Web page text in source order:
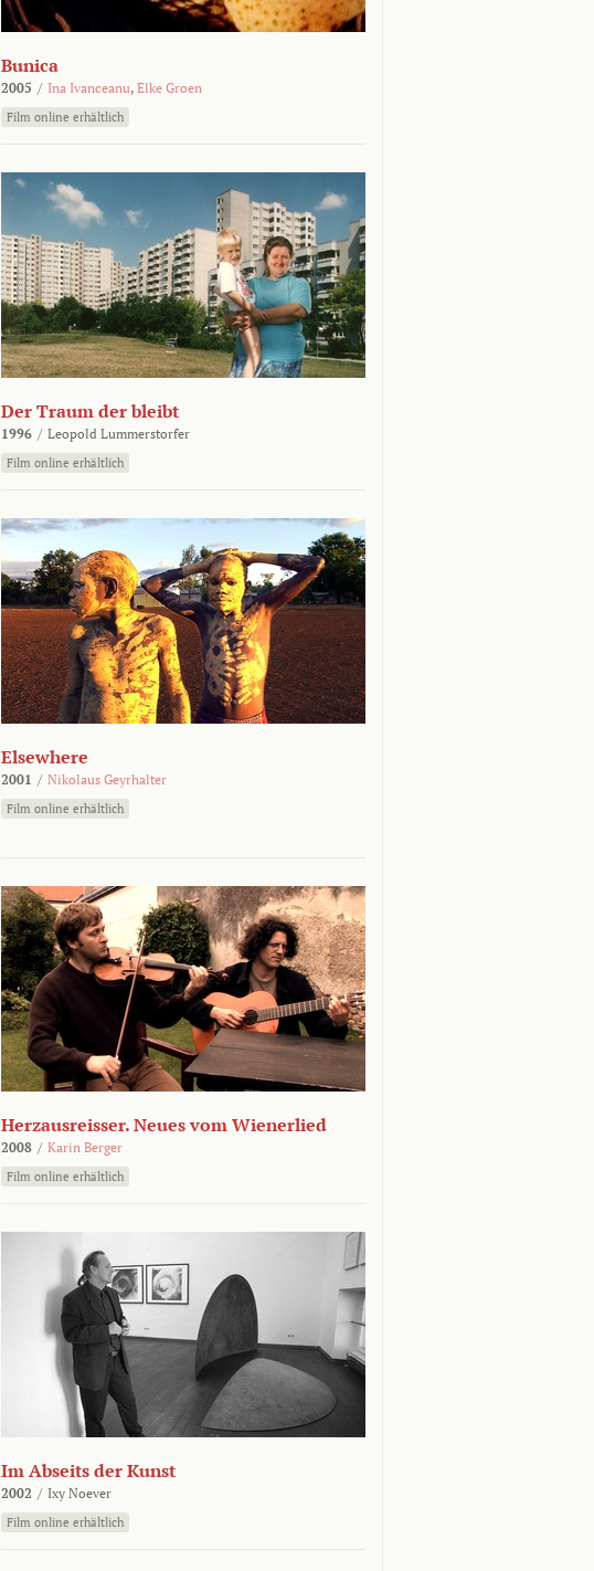
Bunica
2005 / Ina Ivanceanu, Elke Groen
Film online erhältlich
Der Traum der bleibt
1996 / Leopold Lummerstorfer
Film online erhältlich
Elsewhere
2001 / Nikolaus Geyrhalter
Film online erhältlich
Herzausreisser. Neues vom Wienerlied
2008 / Karin Berger
Film online erhältlich
Im Abseits der Kunst
2002 / Ixy Noever
Film online erhältlich